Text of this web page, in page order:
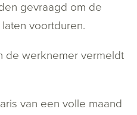
gevraagd om de
voortduren.
de werknemer vermeldt
van een volle maand